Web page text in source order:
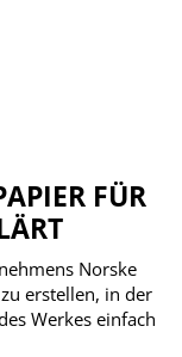
FÜR
Norske
erstellen, in der
Werkes einfach